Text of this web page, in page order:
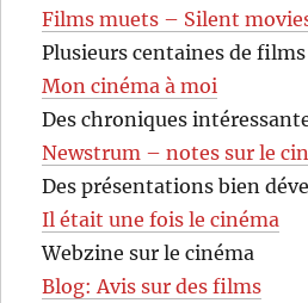
Films muets – Silent
Plusieurs centaines de
Mon cinéma à moi
Des chroniques
Newstrum – notes sur le
Des présentations bien
Il était une fois le cinéma
Webzine sur le cinéma
Blog: Avis sur des films